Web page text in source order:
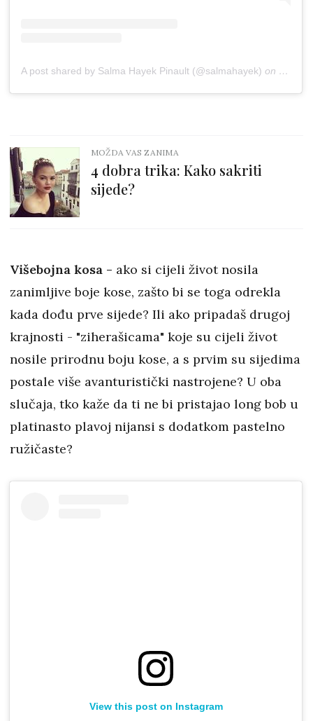
A post shared by Salma Hayek Pinault (@salmahayek) on Sep 1,
MOŽDA VAS ZANIMA
4 dobra trika: Kako sakriti
sijede?
Višebojna kosa - ako si cijeli život nosila
zanimljive boje kose, zašto bi se toga odrekla
kada dođu prve sijede? Ili ako pripadaš drugoj
krajnosti - "ziherašicama" koje su cijeli život
nosile prirodnu boju kose, a s prvim su sijedima
postale više avanturistički nastrojene? U oba
slučaja, tko kaže da ti ne bi pristajao long bob u
platinasto plavoj nijansi s dodatkom pastelno
ružičaste?
View this post on Instagram